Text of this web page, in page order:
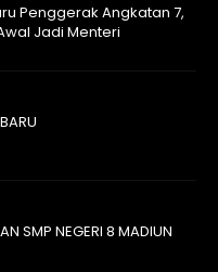
Penggerak Angkatan 7,
Jadi Menteri
SMP NEGERI 8 MADIUN